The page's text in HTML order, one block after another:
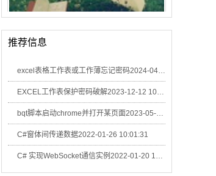
这10家被推荐无数次的粉店，把南宁人的嘴都养刁了！
推荐信息
excel表格工作表或工作薄忘记密码2024-04-15 07:44:27
EXCEL工作表保护密码破解2023-12-12 10:49:46
bqt脚本启动chrome并打开某页面2023-05-17 08:48:30
C#窗体间传递数据2022-01-26 10:01:31
C# 实现WebSocket通信实例 2022-01-20 10:22:05